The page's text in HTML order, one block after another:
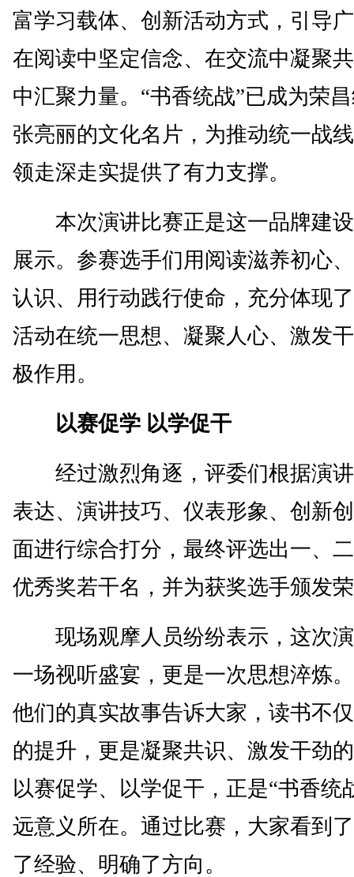
富学习载体、创新活动方式，引导
在阅读中坚定信念、在交流中凝聚
中汇聚力量。“书香统战”已成为荣
张亮丽的文化名片，为推动统一战
领走深走实提供了有力支撑。
本次演讲比赛正是这一品牌建设
展示。参赛选手们用阅读滋养初心
认识、用行动践行使命，充分体现
活动在统一思想、凝聚人心、激发
极作用。
以赛促学 以学促干
经过激烈角逐，评委们根据演讲
表达、演讲技巧、仪表形象、创新
面进行综合打分，最终评选出一、
优秀奖若干名，并为获奖选手颁发
现场观摩人员纷纷表示，这次演
一场视听盛宴，更是一次思想淬炼
他们的真实故事告诉大家，读书不
的提升，更是凝聚共识、激发干劲
以赛促学、以学促干，正是“书香统
远意义所在。通过比赛，大家看到
了经验、明确了方向。